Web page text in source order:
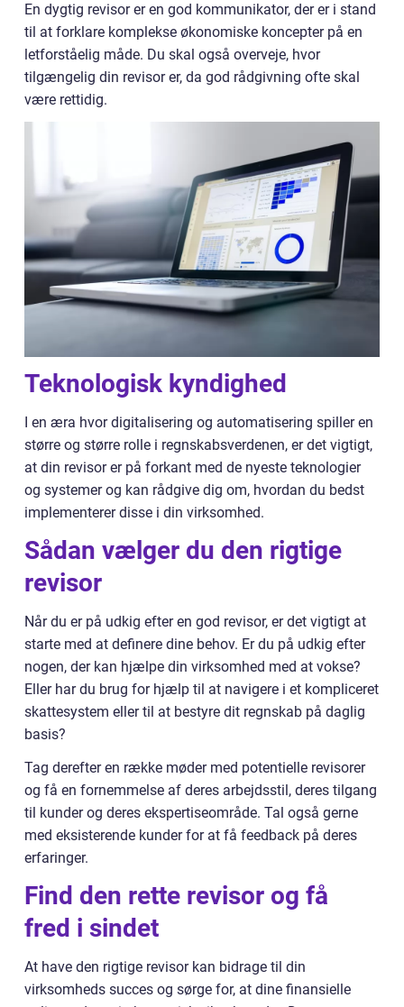
En dygtig revisor er en god kommunikator, der er i stand
til at forklare komplekse økonomiske koncepter på en
letforståelig måde. Du skal også overveje, hvor
tilgængelig din revisor er, da god rådgivning ofte skal
være rettidig.
Teknologisk kyndighed
I en æra hvor digitalisering og automatisering spiller en
større og større rolle i regnskabsverdenen, er det vigtigt,
at din revisor er på forkant med de nyeste teknologier
og systemer og kan rådgive dig om, hvordan du bedst
implementerer disse i din virksomhed.
Sådan vælger du den rigtige
revisor
Når du er på udkig efter en god revisor, er det vigtigt at
starte med at definere dine behov. Er du på udkig efter
nogen, der kan hjælpe din virksomhed med at vokse?
Eller har du brug for hjælp til at navigere i et kompliceret
skattesystem eller til at bestyre dit regnskab på daglig
basis?
Tag derefter en række møder med potentielle revisorer
og få en fornemmelse af deres arbejdsstil, deres tilgang
til kunder og deres ekspertiseområde. Tal også gerne
med eksisterende kunder for at få feedback på deres
erfaringer.
Find den rette revisor og få
fred i sindet
At have den rigtige revisor kan bidrage til din
virksomheds succes og sørge for, at dine finansielle